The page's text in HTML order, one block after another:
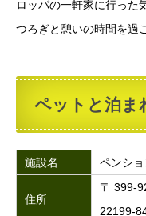
ロッパの一軒家に行った
つろぎと憩いの時間を過
ペットと泊ま
施設名 ペンシ
住所
〒 399-
22199-